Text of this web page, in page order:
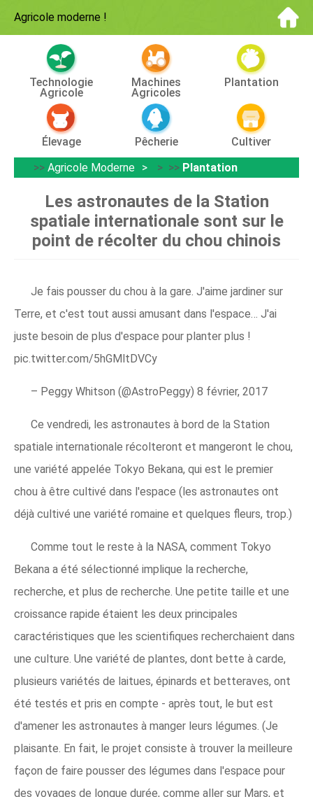
Agricole moderne !
Technologie
Agricole
Machines
Agricoles
Plantation
Élevage Pêcherie
Cultiver
>> Agricole Moderne > >> Plantation
Les astronautes de la Station
spatiale internationale sont sur le
point de récolter du chou chinois
Je fais pousser du chou à la gare. J'aime jardiner sur
Terre, et c'est tout aussi amusant dans l'espace… J'ai
juste besoin de plus d'espace pour planter plus !
pic.twitter.com/5hGMltDVCy
– Peggy Whitson (@AstroPeggy) 8 février, 2017
Ce vendredi, les astronautes à bord de la Station
spatiale internationale récolteront et mangeront le chou,
une variété appelée Tokyo Bekana, qui est le premier
chou à être cultivé dans l'espace (les astronautes ont
déjà cultivé une variété romaine et quelques fleurs, trop.)
Comme tout le reste à la NASA, comment Tokyo
Bekana a été sélectionné implique la recherche,
recherche, et plus de recherche. Une petite taille et une
croissance rapide étaient les deux principales
caractéristiques que les scientifiques recherchaient dans
une culture. Une variété de plantes, dont bette à carde,
plusieurs variétés de laitues, épinards et betteraves, ont
été testés et pris en compte - après tout, le but est
d'amener les astronautes à manger leurs légumes. (Je
plaisante. En fait, le projet consiste à trouver la meilleure
façon de faire pousser des légumes dans l'espace pour
des voyages de longue durée, comme aller sur Mars, et